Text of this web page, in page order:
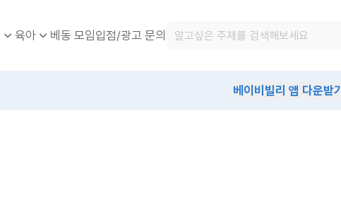
육아 베동 모임입점/광고 문의
베이비빌리 앱 다운받기